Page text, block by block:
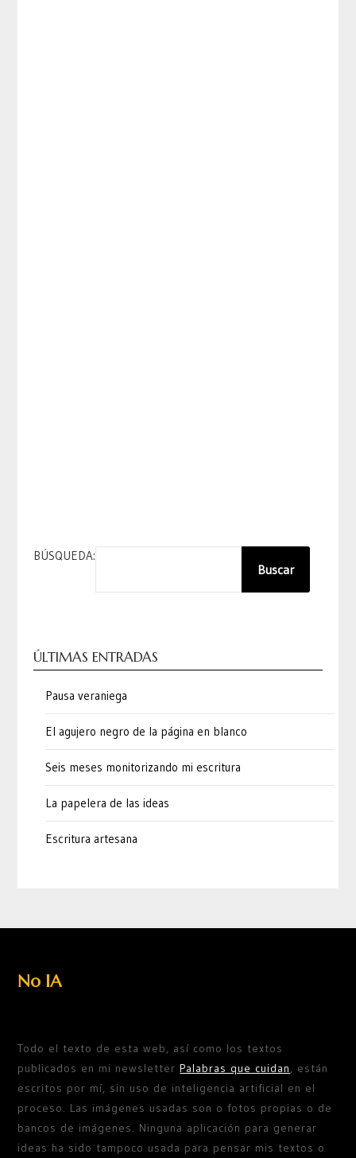
BÚSQUEDA:
Buscar
ÚLTIMAS ENTRADAS
Pausa veraniega
El agujero negro de la página en blanco
Seis meses monitorizando mi escritura
La papelera de las ideas
Escritura artesana
No IA
Todo el texto de esta web, así como los textos
publicados en mi newsletterPalabras que cuidan, están
escritos por mí, sin uso de inteligencia artificial en el
proceso. Las imágenes usadas son o fotos propias o de
bancos de imágenes. Ninguna aplicación para generar
ideas ha sido tampoco usada para pensar mis textos o